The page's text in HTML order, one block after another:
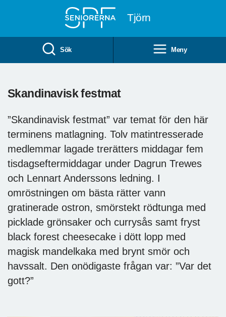
Tjörn
Sök Meny
Skandinavisk festmat
”Skandinavisk festmat” var temat för den här
terminens matlagning. Tolv matintresserade
medlemmar lagade trerätters middagar fem
tisdagseftermiddagar under Dagrun Trewes
och Lennart Anderssons ledning. I
omröstningen om bästa rätter vann
gratinerade ostron, smörstekt rödtunga med
picklade grönsaker och currysås samt fryst
black forest cheesecake i dött lopp med
magisk mandelkaka med brynt smör och
havssalt. Den onödigaste frågan var: ”Var det
gott?”